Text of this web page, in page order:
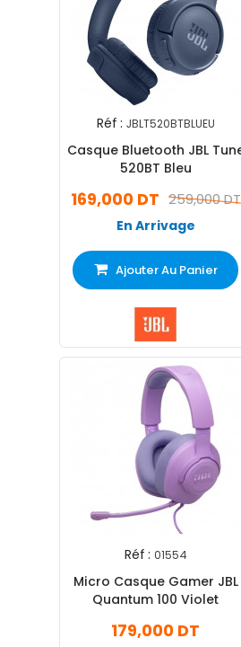
Réf : JBLT520BTBLUEU
Casque Bluetooth JBL
520BT Bleu
259,000 DT
169,000 DT
En Arrivage
Ajouter Au Panier
Réf : 01554
Micro Casque Gamer JBL
Quantum 100 Violet
179,000 DT